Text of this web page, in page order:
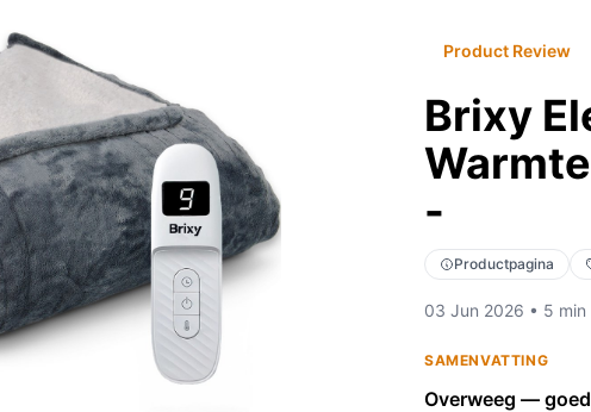
Product Review
Brixy
-
Productpagina
03 Jun 2026 • 5 min
SAMENVATTING
Overweeg —